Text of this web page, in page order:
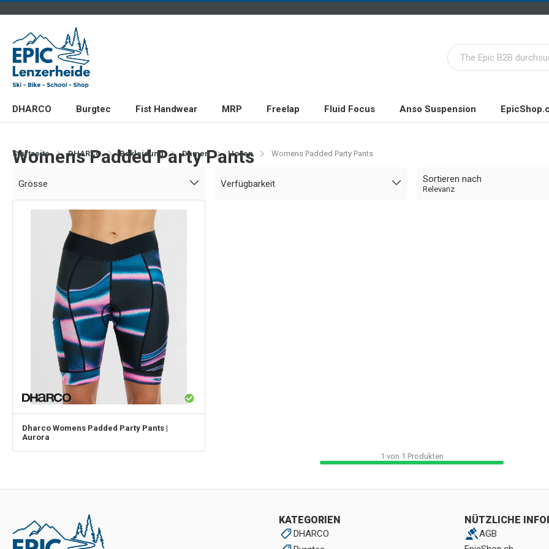
DHARCO Burgtec Fist Handwear MRP Freelap Fluid Focus Anso Suspension
Startseite DHARCO Bekleidung Damen Hosen Womens Padded Party Pants
Womens Padded Party Pants
Grösse Verfügbarkeit Sortieren nach
Relevanz
Dharco Womens Padded Party Pants |
Aurora
1 von 1 Produkten
KATEGORIEN
DHARCO
NÜTZLICHE
AGB